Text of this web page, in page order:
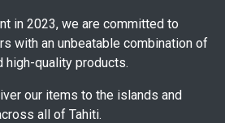
in 2023, we are committed to
with an unbeatable combination of
quality products.
our items to the islands and
all of Tahiti.